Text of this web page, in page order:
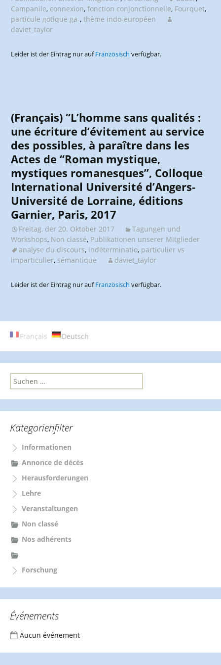
Campanile, connexion,fonction conjonctionnelle, Fourquet,
particule gotique ga-,thème indo-européen
daviet_taylor
Leider ist der Eintrag nur aufFranzösisch verfügbar.
(Français) “L’homme sans qualités :
une écriture d’évitement au service
des possibles, à paraître dans les
Actes de “Roman mystique,
mystiques romanesques”, Colloque
International Université d’Angers-
Université de Lorraine, éditions
Garnier, Paris, 2017
Freitag, der 20. Oktober 2017
Tagungen und
Workshops, Non classé, Publikationen unserer Mitglieder
analyse du discours, indéterminatio, particulier vs
imparticulier, sémantique daviet_taylor
Leider ist der Eintrag nur aufFranzösisch verfügbar.
Français Deutsch
u
c
h
n
a
c
Kategorienfilter
Informationen
Annonce de décès
Herausforderungen
Lehre
Veranstaltungen
Non classé
Nos adhérents
Forschung
Événements
Aucun événement